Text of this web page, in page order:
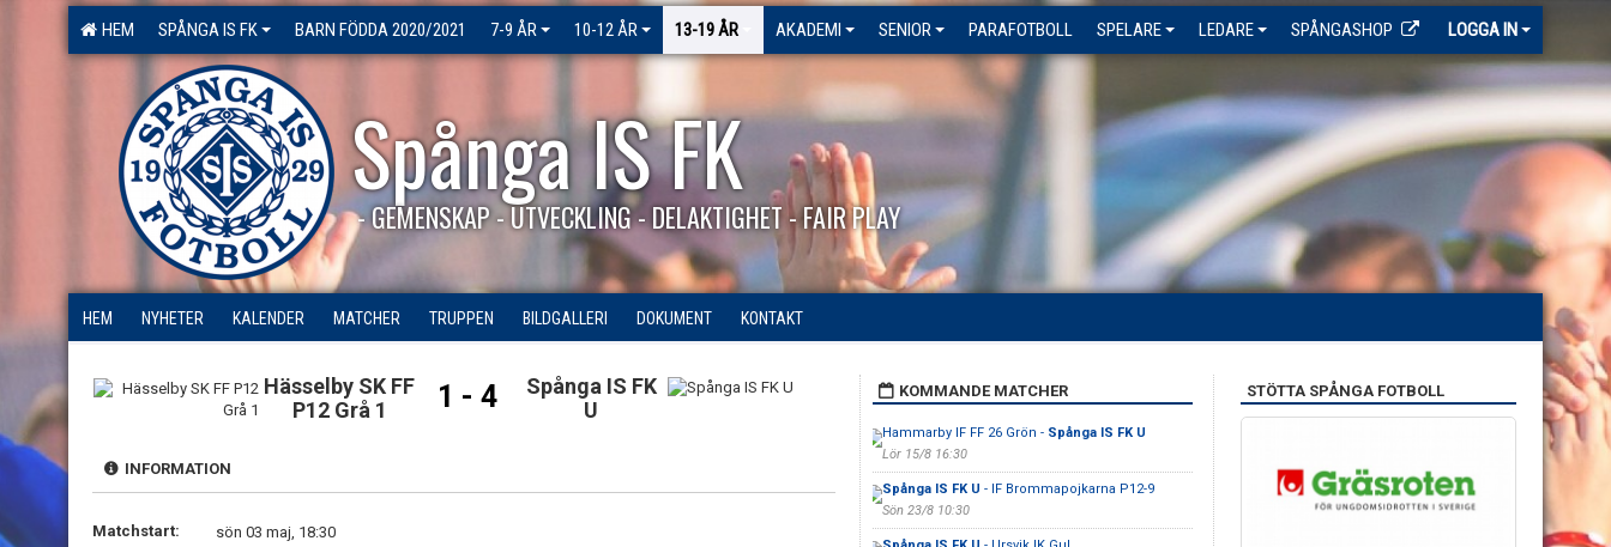
HEM SPÅNGA IS FK BARN FÖDDA 2020/2021 7-9 ÅR 10-12 ÅR 13-19 ÅR AKADEMI SENIOR PARAFOTBOLL SPELARE LEDARE SPÅNGASHOP LOGGA IN
Spånga IS FK
- GEMENSKAP - UTVECKLING - DELAKTIGHET - FAIR PLAY
HEM NYHETER KALENDER MATCHER TRUPPEN BILDGALLERI DOKUMENT KONTAKT
Hässelby SK FF
P12 Grå 1
1 - 4
Spånga IS FK
U
INFORMATION
Matchstart:
sön 03 maj, 18:30
KOMMANDE MATCHER
Hammarby IF FF 26 Grön - Spånga IS FK U
Lör 15/8 16:30
Spånga IS FK U - IF Brommapojkarna P12-9
Sön 23/8 10:30
STÖTTA SPÅNGA FOTBOLL